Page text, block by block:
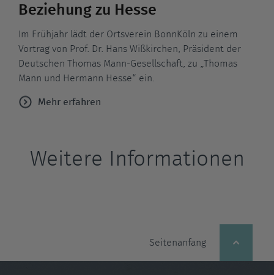
Beziehung zu Hesse
Im Frühjahr lädt der Ortsverein BonnKöln zu einem
Vortrag von Prof. Dr. Hans Wißkirchen, Präsident der
Deutschen Thomas Mann-Gesellschaft, zu „Thomas
Mann und Hermann Hesse“ ein.
Mehr erfahren
Weitere Informationen
Seitenanfang